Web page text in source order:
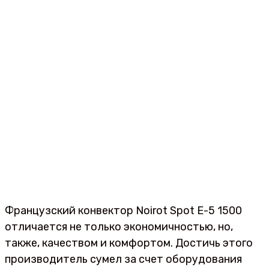
Французский конвектор Noirot Spot E-5 1500
отличается не только экономичностью, но,
также, качеством и комфортом. Достичь этого
производитель сумел за счет оборудования